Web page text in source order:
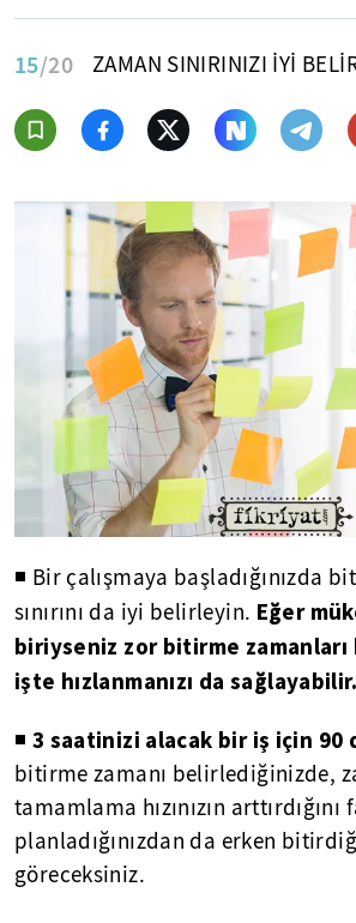
15/20 ZAMAN SINIRINIZI İYİ
◾ Bir çalışmaya başladığınızda
sınırını da iyi belirleyin. Eğer
biriyseniz zor bitirme
işte hızlanmanızı da sağlayabilir.
◾ 3 saatinizi alacak bir iş için 90
bitirme zamanı belirlediğinizde,
tamamlama hızınızın
planladığınızdan da erken
göreceksiniz.